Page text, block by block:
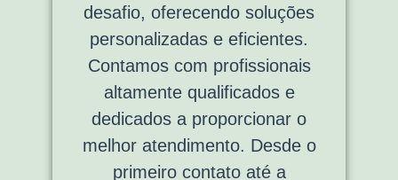
desafio, oferecendo soluções
personalizadas e eficientes.
Contamos com profissionais
altamente qualificados e
dedicados a proporcionar o
melhor atendimento. Desde o
primeiro contato até a